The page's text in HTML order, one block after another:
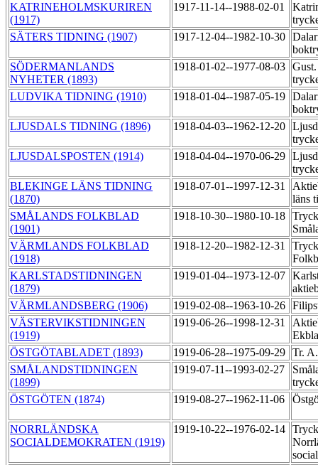
KATRINEHOLMSKURIREN
(1917)
1917-11-14--1988-02-01
SÄTERS TIDNING (1907)
1917-12-04--1982-10-30
SÖDERMANLANDS
NYHETER (1893)
1918-01-02--1977-08-03
LUDVIKA TIDNING (1910)
1918-01-04--1987-05-19
LJUSDALS TIDNING (1896)
1918-04-03--1962-12-20
LJUSDALSPOSTEN (1914)
1918-04-04--1970-06-29
BLEKINGE LÄNS TIDNING
(1870)
1918-07-01--1997-12-31
läns
SMÅLANDS FOLKBLAD
(1901)
1918-10-30--1980-10-18
VÄRMLANDS FOLKBLAD
(1918)
1918-12-20--1982-12-31
KARLSTADSTIDNINGEN
(1879)
1919-01-04--1973-12-07
VÄRMLANDSBERG (1906)
1919-02-08--1963-10-26
VÄSTERVIKSTIDNINGEN
(1919)
1919-06-26--1998-12-31
ÖSTGÖTABLADET (1893)
1919-06-28--1975-09-29 Tr.
SMÅLANDSTIDNINGEN
(1899)
1919-07-11--1993-02-27
ÖSTGÖTEN (1874)
1919-08-27--1962-11-06
NORRLÄNDSKA
SOCIALDEMOKRATEN (1919)
1919-10-22--1976-02-14